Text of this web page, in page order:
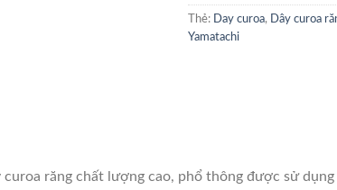
Thẻ: Day curoa, Dây curoa
Yamatachi
răng chất lượng cao, phổ thông được sử